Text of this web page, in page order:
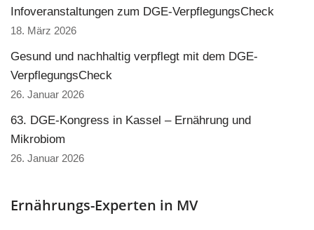
Infoveranstaltungen zum DGE-VerpflegungsCheck
18. März 2026
Gesund und nachhaltig verpflegt mit dem DGE-
VerpflegungsCheck
26. Januar 2026
63. DGE-Kongress in Kassel – Ernährung und
Mikrobiom
26. Januar 2026
Ernährungs-Experten in MV